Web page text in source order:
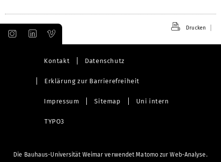
Drucken
Kontakt Datenschutz
Erklärung zur Barrierefreiheit
Impressum Sitemap Uni intern
TYPO3
Die Bauhaus-Universität Weimar verwendet Matomo zur Web-Analyse.